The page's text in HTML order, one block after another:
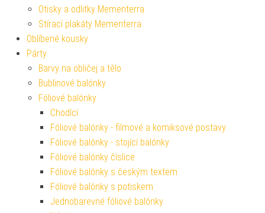
Otisky a odlitky Mementerra
Stírací plakáty Mementerra
Oblíbené kousky
Párty
Barvy na obličej a tělo
Bublinové balónky
Fóliové balónky
Chodící
Fóliové balónky - filmové a komiksové postavy
Fóliové balónky - stojící balónky
Fóliové balónky číslice
Fóliové balónky s českým textem
Fóliové balónky s potiskem
Jednobarevné fóliové balónky